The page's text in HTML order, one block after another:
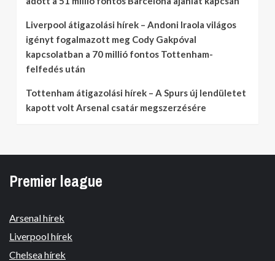
Liverpool átigazolási hírek – Andoni Iraola világos
igényt fogalmazott meg Cody Gakpóval
kapcsolatban a 70 millió fontos Tottenham-
felfedés után
Tottenham átigazolási hírek – A Spurs új lendületet
kapott volt Arsenal csatár megszerzésére
Premier league
Arsenal hírek
Liverpool hírek
Chelsea hírek